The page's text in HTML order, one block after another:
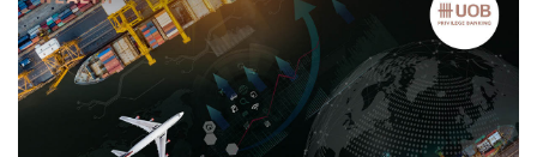
ให้เตรียมพร้อมสำหรับเหตุการณ์ที่แตกต่างกันได้
การซื้อขายด้วยอัลกอริทึม:ระบบการซื้อขายด้วยอัลกอ
ริทึม จะสามารถช่วยตัดสินใจลงทุนได้โดยอัตโนมัติ
ช่วยให้ตอบสนองทันต่อตลาดและเหตุการณ์ได้อย่าง
รวดเร็ว